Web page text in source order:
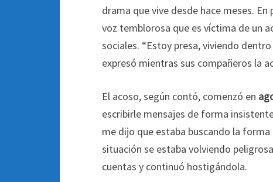
drama que vive desde hace meses. En
voz temblorosa que es víctima de un
sociales. “Estoy presa, viviendo
expresó mientras sus compañeros la
El acoso, según contó, comenzó en
escribirle mensajes de forma
me dijo que estaba buscando la
situación se estaba volviendo
cuentas y continuó hostigándola.